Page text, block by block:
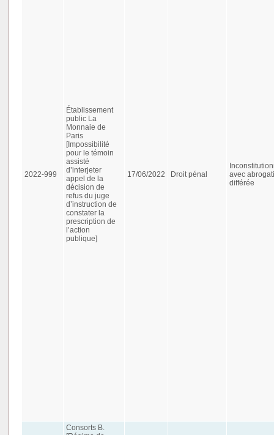
2022-999
Établissement
public La
Monnaie de
Paris
[Impossibilité
pour le témoin
assisté
d’interjeter
appel de la
décision de
refus du juge
d’instruction de
constater la
prescription de
l’action
publique]
17/06/2022 Droit pénal
avec
différée
Consorts B.